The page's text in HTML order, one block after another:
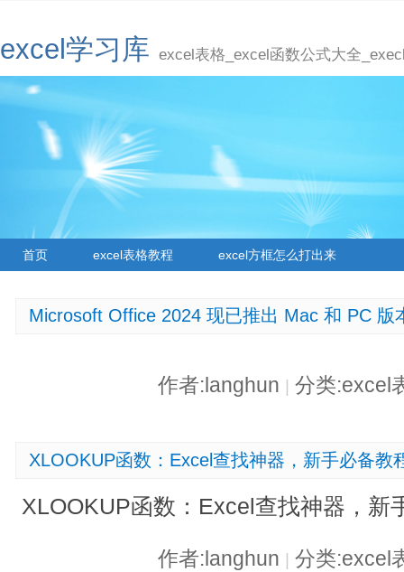
excel学习库 excel表格_excel函数公式大全
首页 excel表格教程 excel方框怎么打出来
Microsoft Office 2024 现已推出 Mac 和 PC 版
作者:langhun 分类:excel
XLOOKUP函数：Excel查找神器，新手必备教
XLOOKUP函数：Excel查找神器，新
作者:langhun 分类:excel